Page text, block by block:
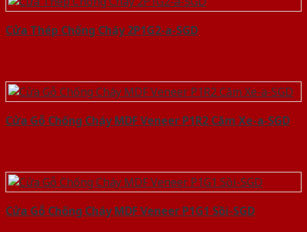
Cửa Thép Chống Cháy 2P1G2-a-SGD
Cửa Gỗ Chống Cháy MDF Veneer P1R2 Căm Xe-a-SGD
Cửa Gỗ Chống Cháy MDF Veneer P1G1 Sồi-SGD